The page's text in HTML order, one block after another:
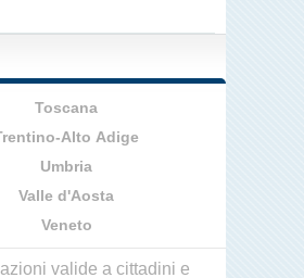
Toscana
Alto Adige
Umbria
Valle d'Aosta
Veneto
valide a cittadini e